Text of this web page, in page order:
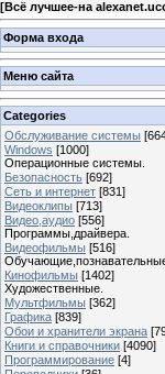
[Всё лучшее-на
Форма входа
Меню сайта
Categories
Обслуживание системы
Windows [1000]
Операционные системы.
Безопасность [692]
Сеть и интернет [831]
Видеоклипы [713]
Видео,аудио [556]
Программы,драйвера.
Видеофильмы [516]
Кинофильмы [1402]
Художественные.
Мультфильмы [362]
Графика [839]
Обои и хранители экрана
Книги и справочники [4090]
Программирование [4]